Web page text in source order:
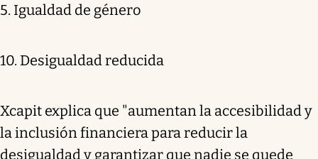
5. Igualdad de género
10. Desigualdad reducida
Xcapit explica que "aumentan la accesibilidad y
la inclusión financiera para reducir la
desigualdad y garantizar que nadie se quede